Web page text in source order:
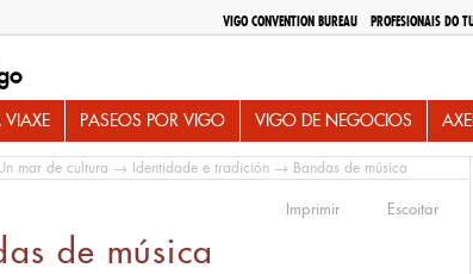
VIGO CONVENTION BUREAU PROFESIONAIS DO
PASEOS POR VIGO VIGO DE NEGOCIOS
mar de cultura → Identidade e tradición → Bandas de música
Imprimir Escoitar
de música